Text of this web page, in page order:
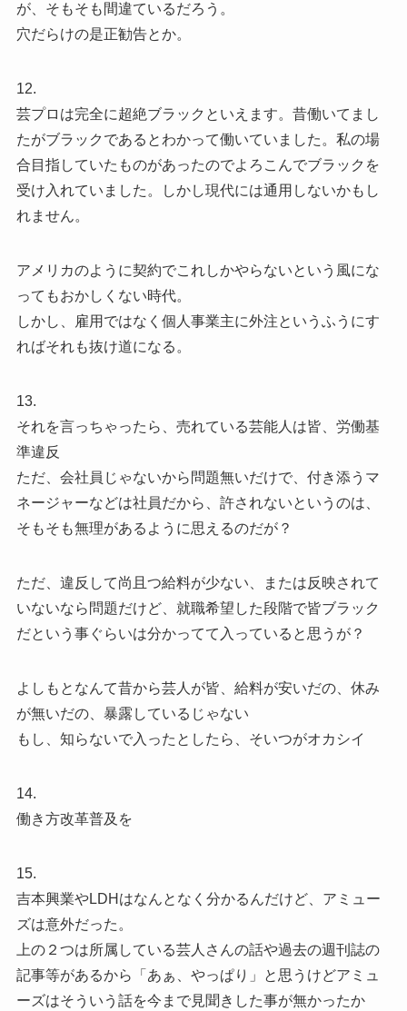
が、そもそも間違ているだろう。
穴だらけの是正勧告とか。
12.
芸プロは完全に超絶ブラックといえます。昔働いてまし
たがブラックであるとわかって働いていました。私の場
合目指していたものがあったのでよろこんでブラックを
受け入れていました。しかし現代には通用しないかもし
れません。
アメリカのように契約でこれしかやらないという風にな
ってもおかしくない時代。
しかし、雇用ではなく個人事業主に外注というふうにす
ればそれも抜け道になる。
13.
それを言っちゃったら、売れている芸能人は皆、労働基
準違反
ただ、会社員じゃないから問題無いだけで、付き添うマ
ネージャーなどは社員だから、許されないというのは、
そもそも無理があるように思えるのだが？
ただ、違反して尚且つ給料が少ない、または反映されて
いないなら問題だけど、就職希望した段階で皆ブラック
だという事ぐらいは分かってて入っていると思うが？
よしもとなんて昔から芸人が皆、給料が安いだの、休み
が無いだの、暴露しているじゃない
もし、知らないで入ったとしたら、そいつがオカシイ
14.
働き方改革普及を
15.
吉本興業やLDHはなんとなく分かるんだけど、アミュー
ズは意外だった。
上の２つは所属している芸人さんの話や過去の週刊誌の
記事等があるから「あぁ、やっぱり」と思うけどアミュ
ーズはそういう話を今まで見聞きした事が無かったか